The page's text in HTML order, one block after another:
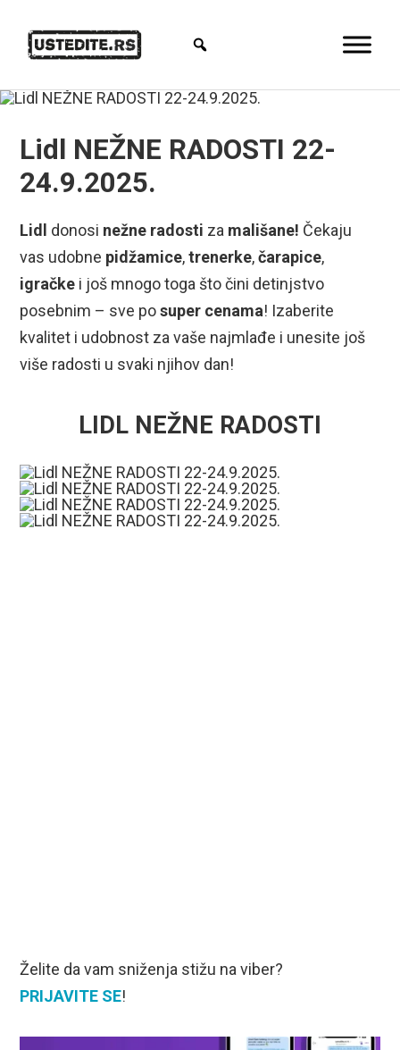
Lidl NEŽNE RADOSTI 22-
24.9.2025.
Lidl donosi nežne radosti za mališane! Čekaju
vas udobne pidžamice,trenerke,čarapice,
igračke i još mnogo toga što čini detinjstvo
posebnim – sve posuper cenama! Izaberite
kvalitet i udobnost za vaše najmlađe i unesite još
više radosti u svaki njihov dan!
LIDL NEŽNE RADOSTI
Želite da vam sniženja stižu na viber?
PRIJAVITE SE!